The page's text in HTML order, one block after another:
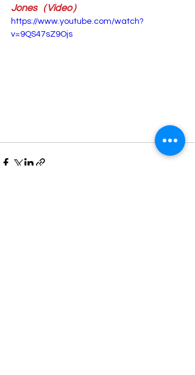
Jones（Video）
https://www.youtube.com/watch?
v=9QS47sZ9Ojs